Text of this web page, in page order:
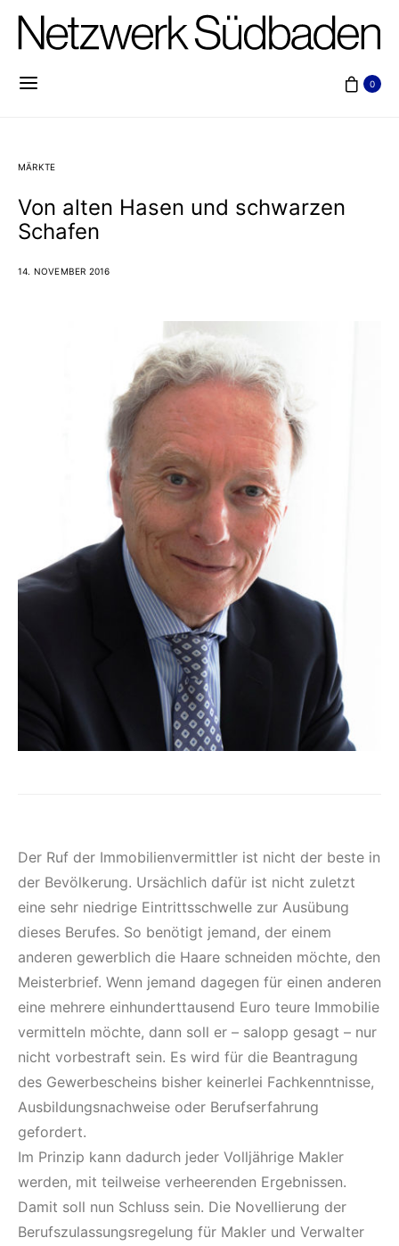
0
MÄRKTE
Von alten Hasen und schwarzen
Schafen
14. NOVEMBER 2016
Der Ruf der Immobilienvermittler ist nicht der beste in
der Bevölkerung. Ursächlich dafür ist nicht zuletzt
eine sehr niedrige Eintrittsschwelle zur Ausübung
dieses Berufes. So benötigt jemand, der einem
anderen gewerblich die Haare schneiden möchte, den
Meisterbrief. Wenn jemand dagegen für einen anderen
eine mehrere einhunderttausend Euro teure Immobilie
vermitteln möchte, dann soll er – salopp gesagt – nur
nicht vorbestraft sein. Es wird für die Beantragung
des Gewerbescheins bisher keinerlei Fachkenntnisse,
Ausbildungsnachweise oder Berufserfahrung
gefordert.
Im Prinzip kann dadurch jeder Volljährige Makler
werden, mit teilweise verheerenden Ergebnissen.
Damit soll nun Schluss sein. Die Novellierung der
Berufszulassungsregelung für Makler und Verwalter